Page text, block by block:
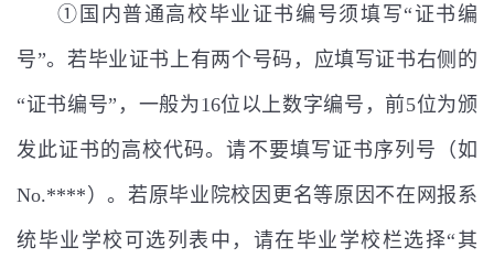
①国内普通高校毕业证书编号须填写“证书编
号”。若毕业证书上有两个号码，应填写证书右侧的
“证书编号”，一般为16位以上数字编号，前5位为颁
发此证书的高校代码。请不要填写证书序列号（如
No.**** ）。若原毕业院校因更名等原因不在网报系
统毕业学校可选列表中，请在毕业学校栏选择“其